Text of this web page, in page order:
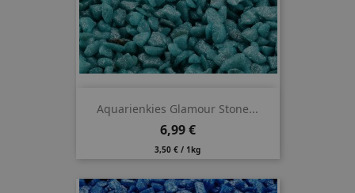
Aquarienkies Glamour Stone...
Preis
6,99 €
3,50 € / 1kg